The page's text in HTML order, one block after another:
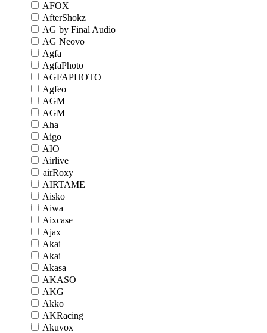
AFOX
AfterShokz
AG by Final Audio
AG Neovo
Agfa
AgfaPhoto
AGFAPHOTO
Agfeo
AGM
AGM
Aha
Aigo
AIO
Airlive
airRoxy
AIRTAME
Aisko
Aiwa
Aixcase
Ajax
Akai
Akai
Akasa
AKASO
AKG
Akko
AKRacing
Akuvox